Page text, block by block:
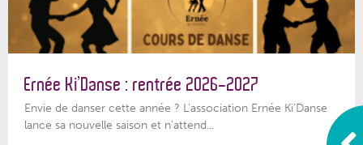
Ernée Ki’Danse : rentrée 2026-2027
Envie de danser cette année ? L'association Ernée Ki'Danse
lance sa nouvelle saison et n'attend...